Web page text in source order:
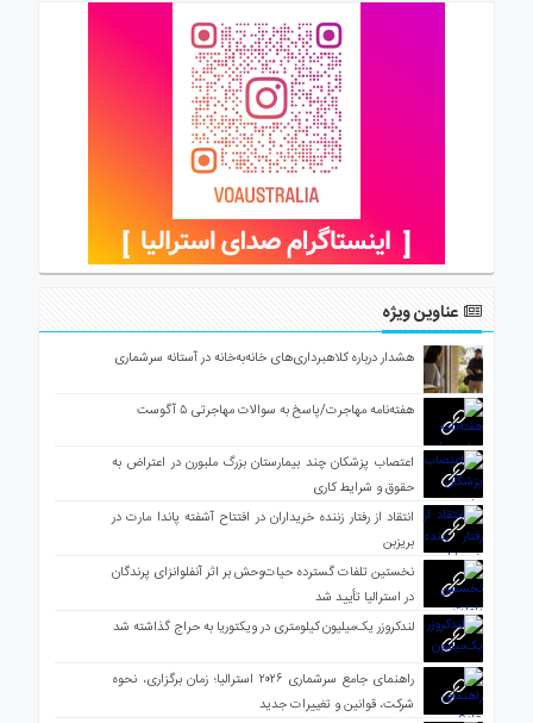
عناوین ویژه
هشدار درباره کلاهبرداری‌های خانه‌به‌خانه در آستانه سرشماری
هفته‌نامه مهاجرت/پاسخ به سوالات مهاجرتی ۵ آگوست
اعتصاب پزشکان چند بیمارستان بزرگ ملبورن در اعتراض به
حقوق و شرایط کاری
انتقاد از رفتار زننده خریداران در افتتاح آشفته پاندا مارت در
بریزبن
نخستین تلفات گسترده حیات‌وحش بر اثر آنفلوانزای پرندگان
در استرالیا تأیید شد
لندکروزر یک‌میلیون کیلومتری در ویکتوریا به حراج گذاشته شد
راهنمای جامع سرشماری ۲۰۲۶ استرالیا؛ زمان برگزاری، نحوه
شرکت، قوانین و تغییرات جدید